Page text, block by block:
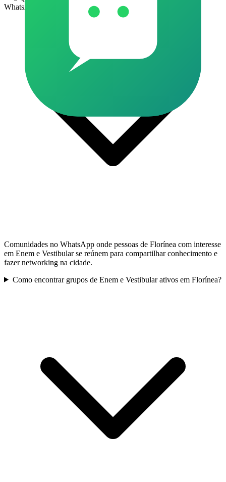
WhatsApp?
Comunidades no WhatsApp onde pessoas de Florínea com interesse
em Enem e Vestibular se reúnem para compartilhar conhecimento e
fazer networking na cidade.
Como encontrar grupos de Enem e Vestibular ativos em Florínea?